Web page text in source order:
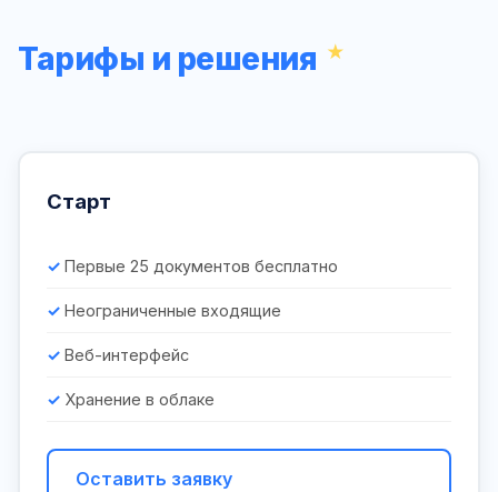
Тарифы и решения
Старт
Первые 25 документов бесплатно
Неограниченные входящие
Веб-интерфейс
Хранение в облаке
Оставить заявку